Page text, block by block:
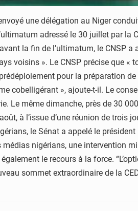
une délégation au Niger
adressé le 30 juillet par la
la fin de l’ultimatum, le CNSP a
voisins ». Le CNSP précise que «
pour la préparation
cobelligérant », ajoute-t-il. Le
Le même dimanche, près de 30
à l’issue d’une réunion de trois
le Sénat a appelé le
nigérians, une intervention
le recours à la force.
sommet extraordinaire de la